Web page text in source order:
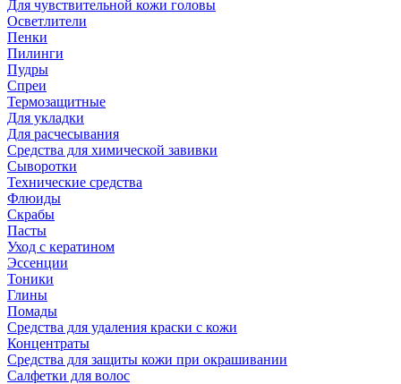
Для чувствительной кожи головы
Осветлители
Пенки
Пилинги
Пудры
Спреи
Термозащитные
Для укладки
Для расчесывания
Средства для химической завивки
Сыворотки
Технические средства
Флюиды
Скрабы
Пасты
Уход с кератином
Эссенции
Тоники
Глины
Помады
Средства для удаления краски с кожи
Концентраты
Средства для защиты кожи при окрашивании
Салфетки для волос